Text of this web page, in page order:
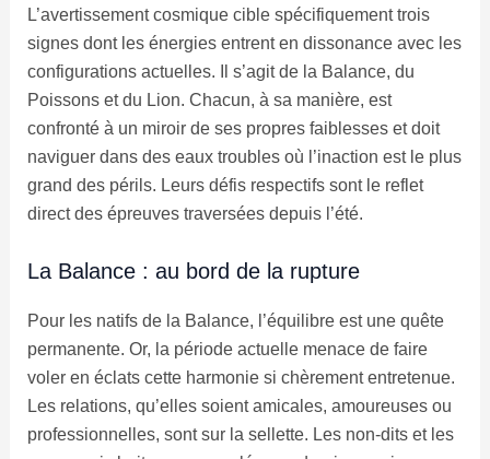
L’avertissement cosmique cible spécifiquement trois
signes dont les énergies entrent en dissonance avec les
configurations actuelles. Il s’agit de la Balance, du
Poissons et du Lion. Chacun, à sa manière, est
confronté à un miroir de ses propres faiblesses et doit
naviguer dans des eaux troubles où l’inaction est le plus
grand des périls. Leurs défis respectifs sont le reflet
direct des épreuves traversées depuis l’été.
La Balance : au bord de la rupture
Pour les natifs de la Balance, l’équilibre est une quête
permanente. Or, la période actuelle menace de faire
voler en éclats cette harmonie si chèrement entretenue.
Les relations, qu’elles soient amicales, amoureuses ou
professionnelles, sont sur la sellette. Les non-dits et les